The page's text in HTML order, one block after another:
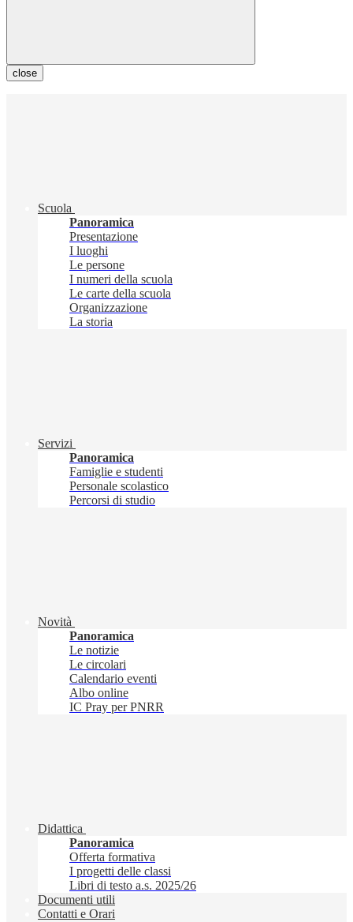
close
Scuola
Panoramica
Presentazione
I luoghi
Le persone
I numeri della scuola
Le carte della scuola
Organizzazione
La storia
Servizi
Panoramica
Famiglie e studenti
Personale scolastico
Percorsi di studio
Novità
Panoramica
Le notizie
Le circolari
Calendario eventi
Albo online
IC Pray per PNRR
Didattica
Panoramica
Offerta formativa
I progetti delle classi
Libri di testo a.s. 2025/26
Documenti utili
Contatti e Orari